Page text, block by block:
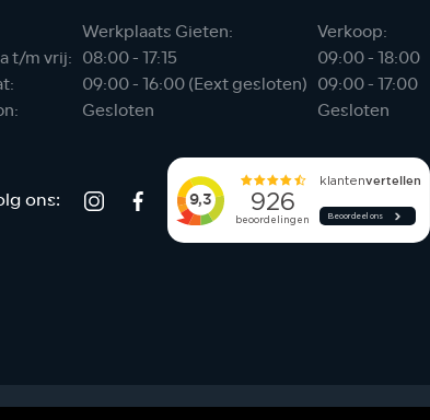
Werkplaats Gieten: Verkoop:
t/m vrij: 08:00 - 17:15 09:00 - 18:00
09:00 - 16:00 (Eext gesloten) 09:00 - 17:00
Gesloten Gesloten
ons: